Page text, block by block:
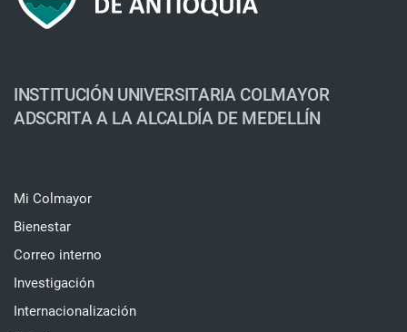
INSTITUCIÓN UNIVERSITARIA COLMAYOR
ADSCRITA A LA ALCALDÍA DE MEDELLÍN
Mi Colmayor
Bienestar
Correo interno
Investigación
Internacionalización